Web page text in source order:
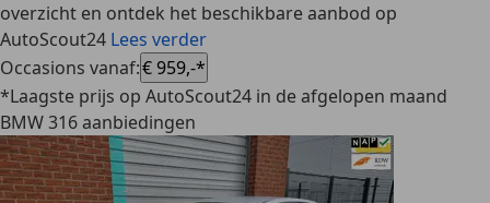
overzicht en ontdek het beschikbare aanbod op
AutoScout24 Lees verder
Occasions vanaf:€ 959,-*
*Laagste prijs op AutoScout24 in de afgelopen maand
BMW 316 aanbiedingen